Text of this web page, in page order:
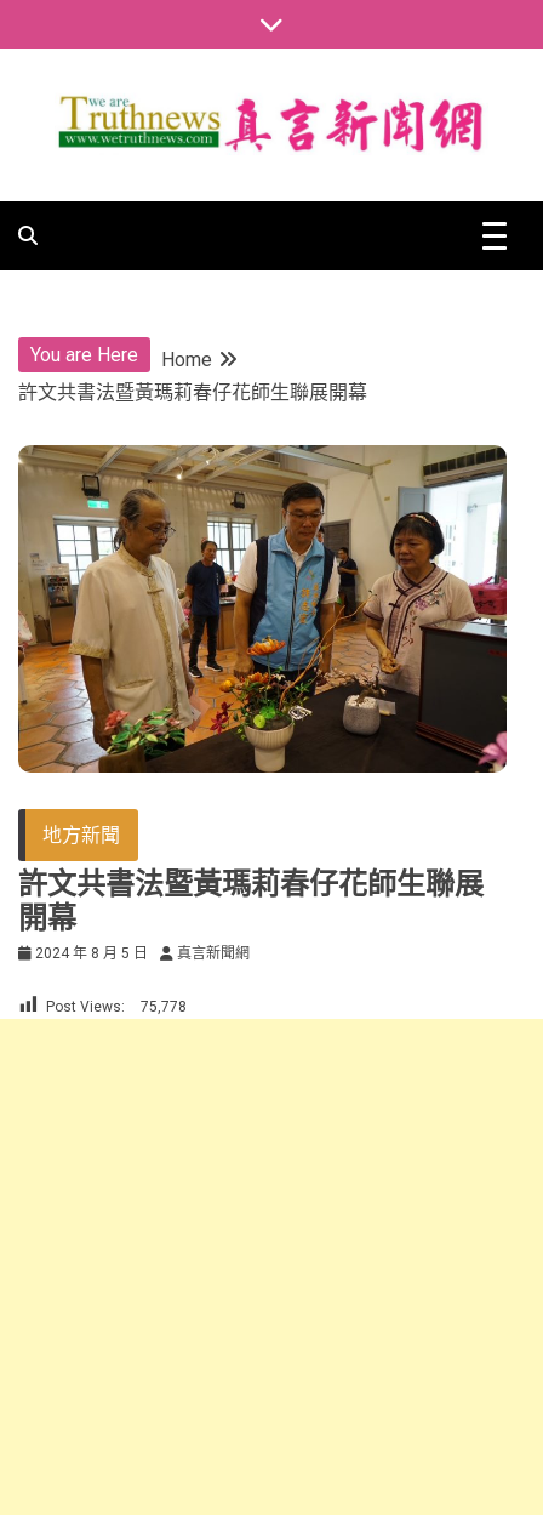
to
真言新聞網
You are Here
Home
許文共書法暨黃瑪莉春仔花師生聯展開幕
地方新聞
許文共書法暨黃瑪莉春仔花師生聯展
開幕
2024 年 8 月 5 日 真言新聞網
Post Views: 75,778